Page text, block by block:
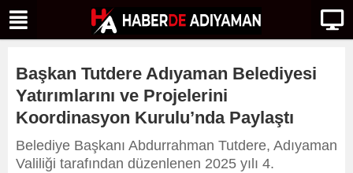
Başkan Tutdere Adıyaman Belediyesi
Yatırımlarını ve Projelerini
Koordinasyon Kurulu’nda Paylaştı
Belediye Başkanı Abdurrahman Tutdere, Adıyaman
Valiliği tarafından düzenlenen 2025 yılı 4.